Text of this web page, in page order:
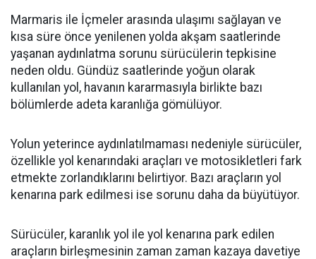
Marmaris ile İçmeler arasında ulaşımı sağlayan ve
kısa süre önce yenilenen yolda akşam saatlerinde
yaşanan aydınlatma sorunu sürücülerin tepkisine
neden oldu. Gündüz saatlerinde yoğun olarak
kullanılan yol, havanın kararmasıyla birlikte bazı
bölümlerde adeta karanlığa gömülüyor.
Yolun yeterince aydınlatılmaması nedeniyle sürücüler,
özellikle yol kenarındaki araçları ve motosikletleri fark
etmekte zorlandıklarını belirtiyor. Bazı araçların yol
kenarına park edilmesi ise sorunu daha da büyütüyor.
Sürücüler, karanlık yol ile yol kenarına park edilen
araçların birleşmesinin zaman zaman kazaya davetiye